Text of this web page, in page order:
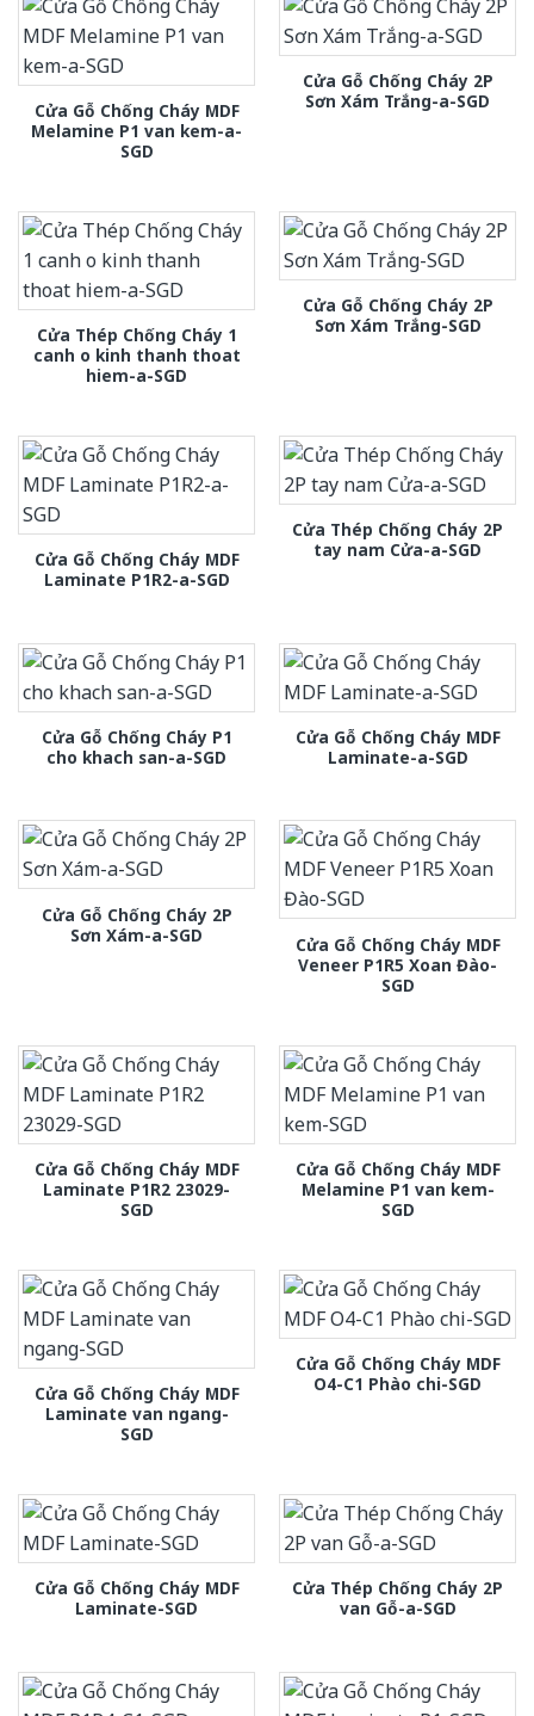
Cửa Gỗ Chống Cháy MDF
Melamine P1 van kem-a-
SGD
Cửa Gỗ Chống Cháy 2P
Sơn Xám Trắng-a-SGD
Cửa Thép Chống Cháy 1
canh o kinh thanh thoat
hiem-a-SGD
Cửa Gỗ Chống Cháy 2P
Sơn Xám Trắng-SGD
Cửa Gỗ Chống Cháy MDF
Laminate P1R2-a-SGD
Cửa Thép Chống Cháy 2P
tay nam Cửa-a-SGD
Cửa Gỗ Chống Cháy P1
cho khach san-a-SGD
Cửa Gỗ Chống Cháy MDF
Laminate-a-SGD
Cửa Gỗ Chống Cháy 2P
Sơn Xám-a-SGD
Cửa Gỗ Chống Cháy MDF
Veneer P1R5 Xoan Đào-
SGD
Cửa Gỗ Chống Cháy MDF
Laminate P1R2 23029-
SGD
Cửa Gỗ Chống Cháy MDF
Melamine P1 van kem-
SGD
Cửa Gỗ Chống Cháy MDF
Laminate van ngang-
SGD
Cửa Gỗ Chống Cháy MDF
O4-C1 Phào chi-SGD
Cửa Gỗ Chống Cháy MDF
Laminate-SGD
Cửa Thép Chống Cháy 2P
van Gỗ-a-SGD